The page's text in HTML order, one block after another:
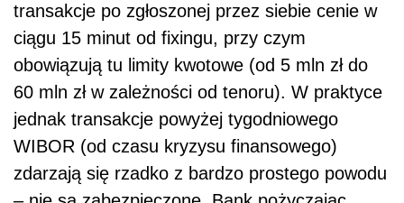
transakcje po zgłoszonej przez siebie cenie w
ciągu 15 minut od fixingu, przy czym
obowiązują tu limity kwotowe (od 5 mln zł do
60 mln zł w zależności od tenoru). W praktyce
jednak transakcje powyżej tygodniowego
WIBOR (od czasu kryzysu finansowego)
zdarzają się rzadko z bardzo prostego powodu